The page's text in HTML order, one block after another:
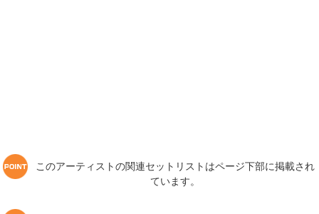
このアーティストの関連セットリストはページ下部に掲載され
ています。